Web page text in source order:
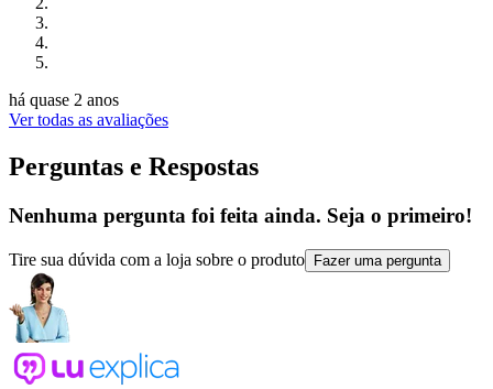
há quase 2 anos
Ver todas as avaliações
Perguntas e Respostas
Nenhuma pergunta foi feita ainda. Seja o primeiro!
Tire sua dúvida com a loja sobre o produto Fazer uma pergunta